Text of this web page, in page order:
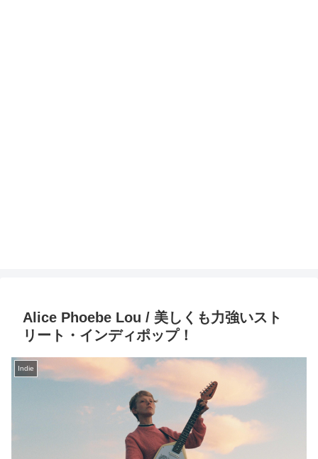
Alice Phoebe Lou / 美しくも力強いスト
リート・インディポップ！
Indie